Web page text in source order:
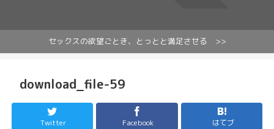
セックスの欲望ごとき、とっとと満足させる >>
download_file-59
Twitter Facebook はてブ